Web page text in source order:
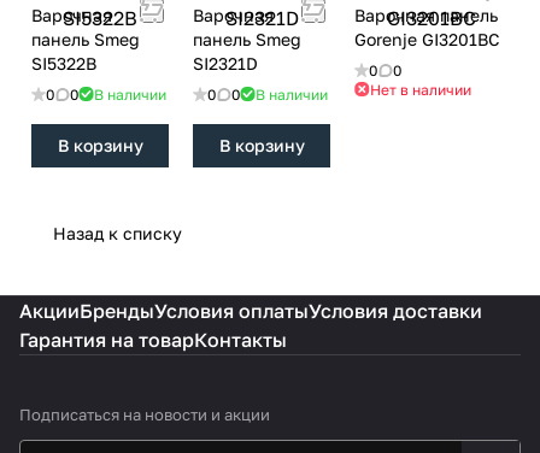
Варочная
панель Smeg
SI5322B
0 0 В наличии
В корзину
Варочная
панель Smeg
SI2321D
0 0 В наличии
В корзину
Варочная панель
Gorenje GI3201BC
0
0
Нет в наличии
Назад к списку
АкцииБрендыУсловия оплатыУсловия доставки
Гарантия на товарКонтакты
Подписаться на новости и акции